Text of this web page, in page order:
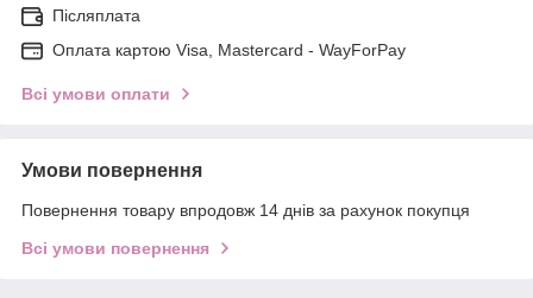
Післяплата
Оплата картою Visa, Mastercard - WayForPay
Всі умови оплати
Умови повернення
Повернення товару впродовж 14 днів за рахунок покупця
Всі умови повернення